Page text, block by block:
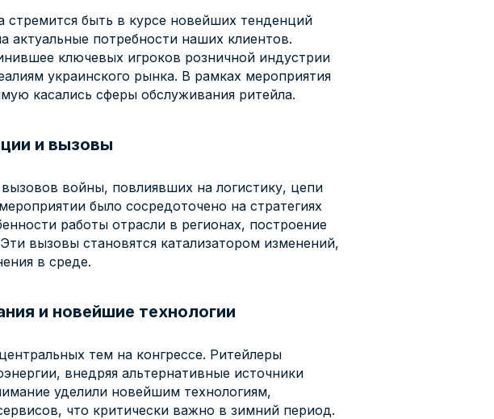
стремится быть в курсе новейших тенденций
актуальные потребности наших клиентов.
ключевых игроков розничной индустрии
украинского рынка. В рамках мероприятия
касались сферы обслуживания ритейла.
и вызовы
войны, повлиявших на логистику, цепи
было сосредоточено на стратегиях
работы отрасли в регионах, построение
вызовы становятся катализатором изменений,
в среде.
и новейшие технологии
тем на конгрессе. Ритейлеры
внедряя альтернативные источники
уделили новейшим технологиям,
что критически важно в зимний период.